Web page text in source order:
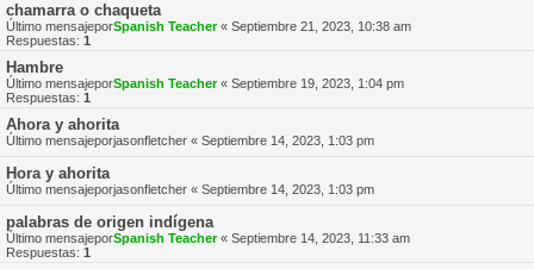
chamarra o chaqueta
Último mensajeporSpanish Teacher« Septiembre 21, 2023, 10:38 am
Respuestas: 1
Hambre
Último mensajeporSpanish Teacher« Septiembre 19, 2023, 1:04 pm
Respuestas: 1
Ahora y ahorita
Último mensajeporjasonfletcher « Septiembre 14, 2023, 1:03 pm
Hora y ahorita
Último mensajeporjasonfletcher « Septiembre 14, 2023, 1:03 pm
palabras de origen indígena
Último mensajeporSpanish Teacher« Septiembre 14, 2023, 11:33 am
Respuestas: 1